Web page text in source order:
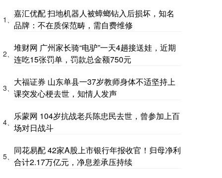
1、
嘉汇优配 扫地机器人被蟑螂钻入后损坏，知名
品牌：不在质保范畴，需自费维修
2、
堆财网 广州家长骑“电驴”一天4趟接送娃，近期
连吃15张罚单，罚款总金额750元
3、
大福证券 山东单县一37岁教师身体不适坚持上
课突发心梗去世，知情人发声
4、
乐蒙网 104岁抗战老兵陈忠民去世，曾参加上百
场对日战斗
5、
同花易配 42家A股上市银行年报收官！归母净利
合计2.17万亿元，净息差承压持续